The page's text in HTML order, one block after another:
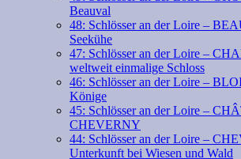
Beauval
48: Schlösser an der Loire –
Seekühe
47: Schlösser an der Loire –
weltweit einmalige Schloss
46: Schlösser an der Loire –
Könige
45: Schlösser an der Loire –
CHEVERNY
44: Schlösser an der Loire –
Unterkunft bei Wiesen und Wald